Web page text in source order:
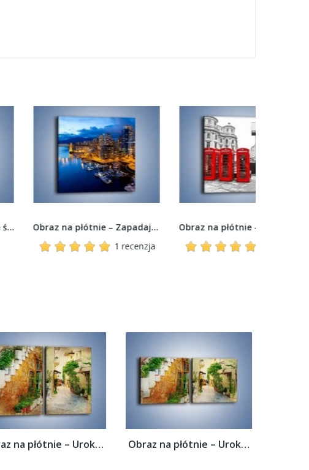
Obraz na płótnie – Zapadająca noc nad Vancouver...
1 recenzja
Obraz na płótnie – Czerwony autobus i budki...
1 recenzja
Obraz na płótnie – Urokliwa uliczka w... Obraz na płótnie – Urokliwa uliczka w...